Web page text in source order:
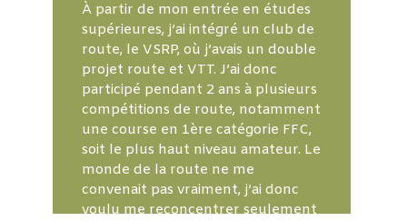
À partir de mon entrée en études
supérieures, j’ai intégré un club de
route, le VSRP, où j’avais un double
projet route et VTT. J’ai donc
participé pendant 2 ans à plusieurs
compétitions de route, notamment
une course en 1ère catégorie FFC,
soit le plus haut niveau amateur. Le
monde de la route ne me
convenait pas vraiment, j’ai donc
voulu me reconcentrer seulement